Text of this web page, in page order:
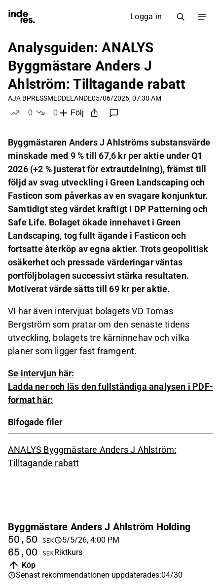
Logga in
Analysguiden: ANALYS
Byggmästare Anders J
Ahlström: Tilltagande rabatt
AJA BPRESSMEDDELANDE05/06/2026, 07:30 AM
0
0
Följ
Byggmästaren Anders J Ahlströms substansvärde
minskade med 9 % till 67,6 kr per aktie under Q1
2026 (+2 % justerat för extrautdelning), främst till
följd av svag utveckling i Green Landscaping och
Fasticon som påverkas av en svagare konjunktur.
Samtidigt steg värdet kraftigt i DP Patterning och
Safe Life. Bolaget ökade innehavet i Green
Landscaping, tog fullt ägande i Fasticon och
fortsatte återköp av egna aktier. Trots geopolitisk
osäkerhet och pressade värderingar väntas
portföljbolagen successivt stärka resultaten.
Motiverat värde sätts till 69 kr per aktie.
VI har även intervjuat bolagets VD Tomas
Bergström som pratar om den senaste tidens
utveckling, bolagets tre kärninnehav och vilka
planer som ligger fast framgent.
Se intervjun här:
Ladda ner och läs den fullständiga analysen i PDF-
format här:
Bifogade filer
ANALYS Byggmästare Anders J Ahlström:
Tilltagande rabatt
Byggmästare Anders J Ahlström Holding
50,50 SEK 5/5/26, 4:00 PM
65,00 SEKRiktkurs
Köp
Senast rekommendationen uppdaterades:04/30